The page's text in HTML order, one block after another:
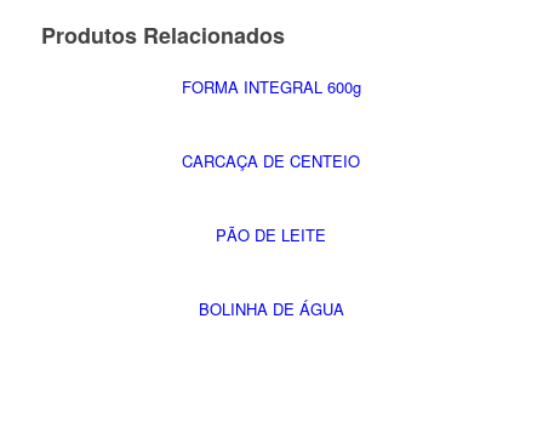
Produtos Relacionados
FORMA INTEGRAL 600g
CARCAÇA DE CENTEIO
PÃO DE LEITE
BOLINHA DE ÁGUA